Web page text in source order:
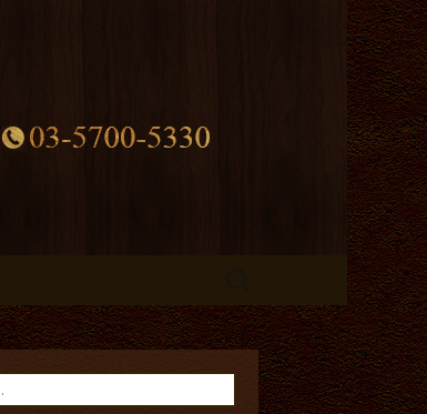
久が原の